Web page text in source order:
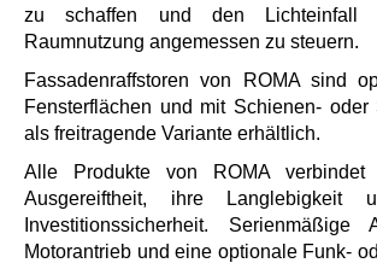
zu schaffen und den Lichteinfall
Raumnutzung angemessen zu steuern.
Fassadenraffstoren von ROMA sind
Fensterflächen und mit Schienen- oder
als freitragende Variante erhältlich.
Alle Produkte von ROMA verbindet
Ausgereiftheit, ihre
Investitionssicherheit. Serienmäßige
Motorantrieb und eine optionale Funk-